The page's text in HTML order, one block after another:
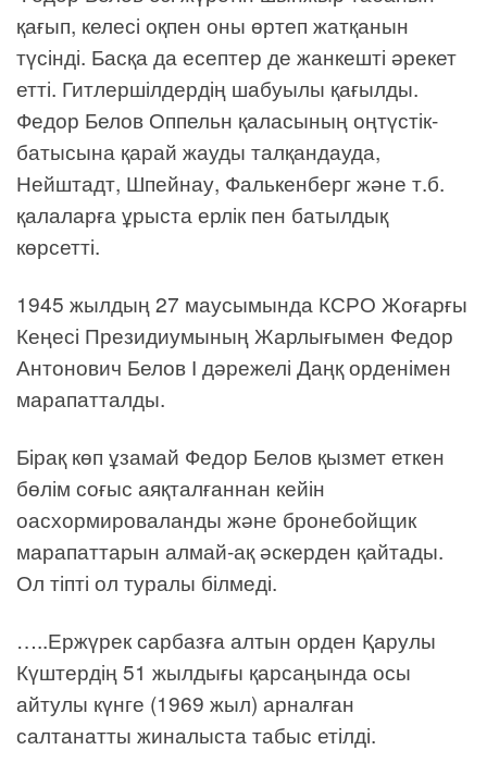
қағып, келесі оқпен оны өртеп жатқанын
түсінді. Басқа да есептер де жанкешті әрекет
етті. Гитлершілдердің шабуылы қағылды.
Федор Белов Оппельн қаласының оңтүстік-
батысына қарай жауды талқандауда,
Нейштадт, Шпейнау, Фалькенберг және т.б.
қалаларға ұрыста ерлік пен батылдық
көрсетті.
1945 жылдың 27 маусымында КСРО Жоғарғы
Кеңесі Президиумының Жарлығымен Федор
Антонович Белов І дәрежелі Даңқ орденімен
марапатталды.
Бірақ көп ұзамай Федор Белов қызмет еткен
бөлім соғыс аяқталғаннан кейін
оасхормироваланды және бронебойщик
марапаттарын алмай-ақ әскерден қайтады.
Ол тіпті ол туралы білмеді.
…..Ержүрек сарбазға алтын орден Қарулы
Күштердің 51 жылдығы қарсаңында осы
айтулы күнге (1969 жыл) арналған
салтанатты жиналыста табыс етілді.